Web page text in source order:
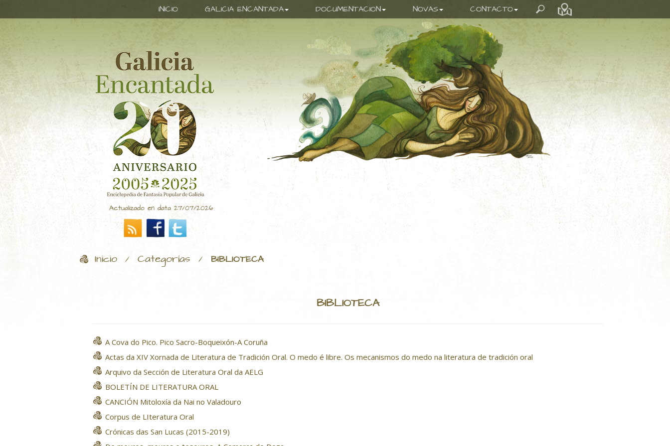
INICIO GALICIA ENCANTADA DOCUMENTACION NOVAS CONTACTO
Actualizado en data 27/07/2026
Inicio / Categorías / BIBLIOTECA
BIBLIOTECA
A Cova do Pico. Pico Sacro-Boqueixón-A Coruña
Actas da XIV Xornada de Literatura de Tradición Oral. O medo é libre. Os mecanismos do medo na literatura de tradición oral
Arquivo da Sección de Literatura Oral da AELG
BOLETÍN DE LITERATURA ORAL
CANCIÓN Mitoloxía da Nai no Valadouro
Corpus de LIteratura Oral
Crónicas das San Lucas (2015-2019)